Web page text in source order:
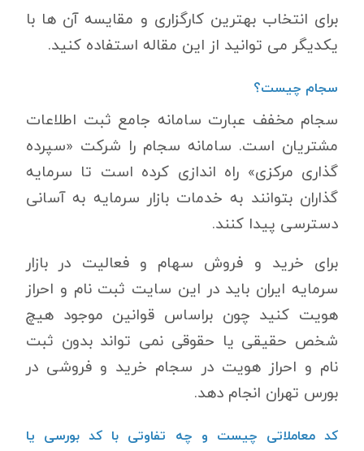
برای انتخاب بهترین کارگزاری و مقایسه آن ها با
یکدیگر می توانید از این مقاله استفاده کنید.
سجام چیست؟
سجام مخفف عبارت سامانه جامع ثبت اطلاعات
مشتریان است. سامانه سجام را شرکت «سپرده
گذاری مرکزی» راه اندازی کرده است تا سرمایه
گذاران بتوانند به خدمات بازار سرمایه به آسانی
دسترسی پیدا کنند.
برای خرید و فروش سهام و فعالیت در بازار
سرمایه ایران باید در این سایت ثبت نام و احراز
هویت کنید چون براساس قوانین موجود هیچ
شخص حقیقی یا حقوقی نمی تواند بدون ثبت
نام و احراز هویت در سجام خرید و فروشی در
بورس تهران انجام دهد.
کد معاملاتی چیست و چه تفاوتی با کد بورسی یا